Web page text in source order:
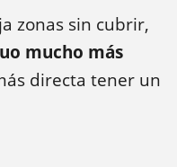
zonas sin cubrir,
mucho más
directa tener un